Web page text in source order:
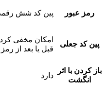
رمز عبور پین کد شش
پین کد جعلی
امکان مخفی
قبل یا بعد از
باز کردن با اثر
انگشت
دارد